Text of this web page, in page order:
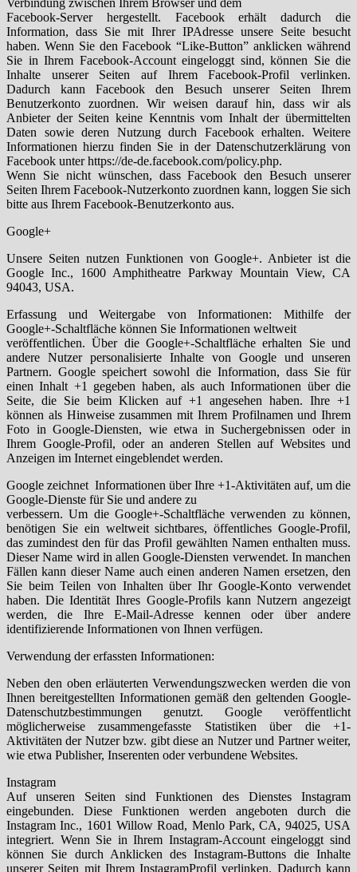
Facebook-Server hergestellt. Facebook erhält dadurch die
Information, dass Sie mit Ihrer IPAdresse unsere Seite besucht
haben. Wenn Sie den Facebook “Like-Button” anklicken während
Sie in Ihrem Facebook-Account eingeloggt sind, können Sie die
Inhalte unserer Seiten auf Ihrem Facebook-Profil verlinken.
Dadurch kann Facebook den Besuch unserer Seiten Ihrem
Benutzerkonto zuordnen. Wir weisen darauf hin, dass wir als
Anbieter der Seiten keine Kenntnis vom Inhalt der übermittelten
Daten sowie deren Nutzung durch Facebook erhalten. Weitere
Informationen hierzu finden Sie in der Datenschutzerklärung von
Facebook unter https://de-de.facebook.com/policy.php.
Wenn Sie nicht wünschen, dass Facebook den Besuch unserer
Seiten Ihrem Facebook-Nutzerkonto zuordnen kann, loggen Sie sich
bitte aus Ihrem Facebook-Benutzerkonto aus.
Google+
Unsere Seiten nutzen Funktionen von Google+. Anbieter ist die
Google Inc., 1600 Amphitheatre Parkway Mountain View, CA
94043, USA.
Erfassung und Weitergabe von Informationen: Mithilfe der
Google+-Schaltfläche können Sie Informationen weltweit
veröffentlichen. Über die Google+-Schaltfläche erhalten Sie und
andere Nutzer personalisierte Inhalte von Google und unseren
Partnern. Google speichert sowohl die Information, dass Sie für
einen Inhalt +1 gegeben haben, als auch Informationen über die
Seite, die Sie beim Klicken auf +1 angesehen haben. Ihre +1
können als Hinweise zusammen mit Ihrem Profilnamen und Ihrem
Foto in Google-Diensten, wie etwa in Suchergebnissen oder in
Ihrem Google-Profil, oder an anderen Stellen auf Websites und
Anzeigen im Internet eingeblendet werden.
Google zeichnet Informationen über Ihre +1-Aktivitäten auf, um die
Google-Dienste für Sie und andere zu
verbessern. Um die Google+-Schaltfläche verwenden zu können,
benötigen Sie ein weltweit sichtbares, öffentliches Google-Profil,
das zumindest den für das Profil gewählten Namen enthalten muss.
Dieser Name wird in allen Google-Diensten verwendet. In manchen
Fällen kann dieser Name auch einen anderen Namen ersetzen, den
Sie beim Teilen von Inhalten über Ihr Google-Konto verwendet
haben. Die Identität Ihres Google-Profils kann Nutzern angezeigt
werden, die Ihre E-Mail-Adresse kennen oder über andere
identifizierende Informationen von Ihnen verfügen.
Verwendung der erfassten Informationen:
Neben den oben erläuterten Verwendungszwecken werden die von
Ihnen bereitgestellten Informationen gemäß den geltenden Google-
Datenschutzbestimmungen genutzt. Google veröffentlicht
möglicherweise zusammengefasste Statistiken über die +1-
Aktivitäten der Nutzer bzw. gibt diese an Nutzer und Partner weiter,
wie etwa Publisher, Inserenten oder verbundene Websites.
Instagram
Auf unseren Seiten sind Funktionen des Dienstes Instagram
eingebunden. Diese Funktionen werden angeboten durch die
Instagram Inc., 1601 Willow Road, Menlo Park, CA, 94025, USA
integriert. Wenn Sie in Ihrem Instagram-Account eingeloggt sind
können Sie durch Anklicken des Instagram-Buttons die Inhalte
unserer Seiten mit Ihrem InstagramProfil verlinken. Dadurch kann